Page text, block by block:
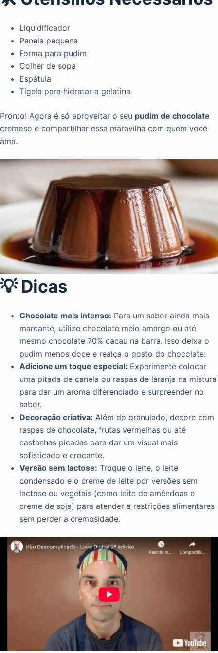
Liquidificador
Panela pequena
Forma para pudim
Colher de sopa
Espátula
Tigela para hidratar a gelatina
Pronto! Agora é só aproveitar o seu pudim de chocolate
cremoso e compartilhar essa maravilha com quem você
ama.
💡 Dicas
Chocolate mais intenso: Para um sabor ainda mais
marcante, utilize chocolate meio amargo ou até
mesmo chocolate 70% cacau na barra. Isso deixa o
pudim menos doce e realça o gosto do chocolate.
Adicione um toque especial: Experimente colocar
uma pitada de canela ou raspas de laranja na mistura
para dar um aroma diferenciado e surpreender no
sabor.
Decoração criativa: Além do granulado, decore com
raspas de chocolate, frutas vermelhas ou até
castanhas picadas para dar um visual mais
sofisticado e crocante.
Versão sem lactose: Troque o leite, o leite
condensado e o creme de leite por versões sem
lactose ou vegetais (como leite de amêndoas e
creme de soja) para atender a restrições alimentares
sem perder a cremosidade.